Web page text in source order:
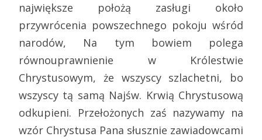
największe położą zasługi około
przywrócenia powszechnego pokoju wśród
narodów, Na tym bowiem polega
równouprawnienie w Królestwie
Chrystusowym, że wszyscy szlachetni, bo
wszyscy tą samą Najśw. Krwią Chrystusową
odkupieni. Przełożonych zaś nazywamy na
wzór Chrystusa Pana słusznie zawiadowcami